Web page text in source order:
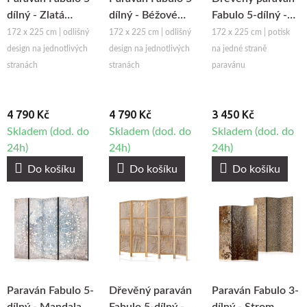
dílný - Zlatá
mandala / Zlaté
listy
172 x 225 cm | odlišný
design na jednotlivých
stranách
4 790 Kč
Skladem (dod. do
24h)
Do košíku
dílný - Béžové
listy / Květinová
louka
172 x 225 cm | odlišný
design na jednotlivých
stranách
4 790 Kč
Skladem (dod. do
24h)
Do košíku
Fabulo 5-dílný -
Tanec listů
172 x 225 cm | potisk
na jedné straně
paravánu
3 450 Kč
Skladem (dod. do
24h)
Do košíku
Paraván Fabulo 5-
Dřevěný paraván
Paraván Fabulo 3-